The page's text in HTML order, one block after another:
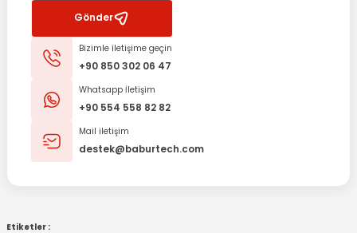
Gönder
Bizimle iletişime geçin
+90 850 302 06 47
Whatsapp İletişim
+90 554 558 82 82
Mail iletişim
destek@baburtech.com
Etiketler :